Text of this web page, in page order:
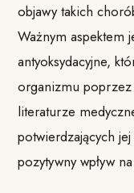
objawy takich
Ważnym aspektem
antyoksydacyjne,
organizmu
literaturze
potwierdzających
pozytywny wpływ